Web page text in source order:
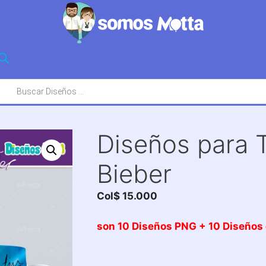
Diseños para
Bieber
Col$15.000
son 10 Diseños PNG + 10